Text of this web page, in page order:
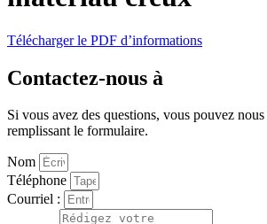
Télécharger le PDF d’informations
Contactez-nous à
Si vous avez des questions, vous pouvez
remplissant le formulaire.
Nom
Téléphone
Courriel :